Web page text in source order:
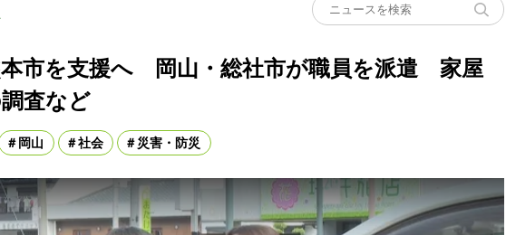
本市を支援へ 岡山・総社市が職員を派遣 家屋
査など
岡山 社会 災害・防災